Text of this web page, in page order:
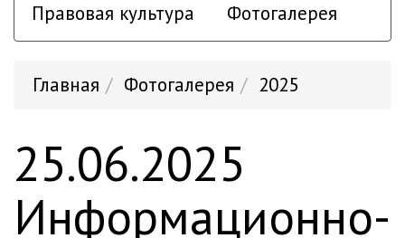
Правовая культура Фотогалерея
Главная Фотогалерея 2025
25.06.2025
Информационно-